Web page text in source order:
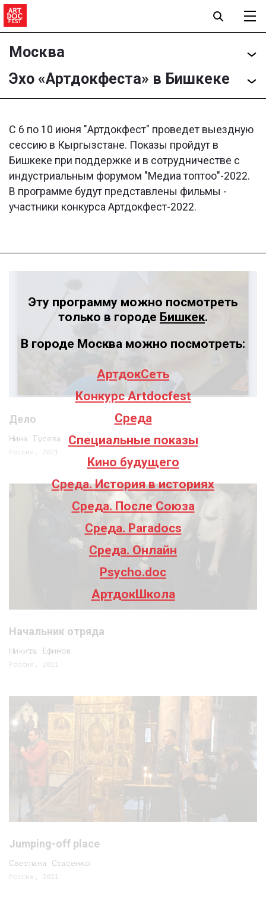
Москва
Эхо «Артдокфеста» в Бишкеке
С 6 по 10 июня "Артдокфест" проведет выездную
сессию в Кыргызстане. Показы пройдут в
Бишкеке при поддержке и в сотрудничестве с
индустриальным форумом "Медиа топтоо"-2022.
В программе будут представлены фильмы -
участники конкурса Артдокфест-2022.
Дело
Нина Гусева
Россия, 2021
Начальник отряда
Никита Ефимов
Россия, 2021
Jumping-off place
Светлана Стасенко
Россия, 2021
Эту программу можно посмотреть
только в городе Бишкек.
В городе Москва можно посмотреть:
АртдокСеть
Конкурс Artdocfest
Среда
Специальные показы
Кино будущего
Среда. История в историях
Среда. После Союза
Среда. Paradocs
Среда. Онлайн
Psycho.doc
АртдокШкола